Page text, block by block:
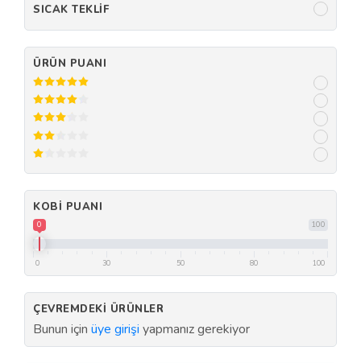
SICAK TEKLIF
ÜRÜN PUANI
KOBI PUANI
100
0
0 30 50 80 100
ÇEVREMDEKI ÜRÜNLER
Bunun için üye girişi yapmanız gerekiyor